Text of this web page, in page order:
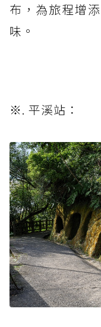
布，為旅程增
味。
※. 平溪站：